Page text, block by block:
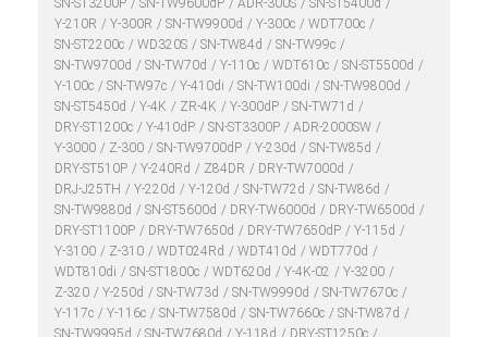
Y-210R
Y-300R SN-TW9900d Y-300c
WDT700c
SN-ST2200c
WD320S SN-TW84d
SN-TW99c
SN-TW9700d
SN-TW70d Y-110c WDT610c
SN-ST5500d
Y-100c
SN-TW97c Y-410di SN-TW100di
SN-TW9800d
SN-ST5450d
Y-4K ZR-4K Y-300dP
SN-TW71d
DRY-ST1200c
Y-410dP SN-ST3300P
ADR-2000SW
Y-3000
Z-300 SN-TW9700dP Y-230d
SN-TW85d
DRY-ST510P
Y-240Rd Z84DR
DRY-TW7000d
DRJ-J25TH
Y-220d Y-120d SN-TW72d
SN-TW86d
SN-TW9880d
SN-ST5600d DRY-TW6000d
DRY-TW6500d
DRY-ST1100P
DRY-TW7650d DRY-TW7650dP
Y-115d
Y-3100
Z-310 WDT024Rd WDT410d
WDT770d
WDT810di
SN-ST1800c WDT620d Y-4K-02
Y-3200
Z-320
Y-250d SN-TW73d SN-TW9990d
SN-TW7670c
Y-117c
Y-116c SN-TW7580d SN-TW7660c
SN-TW87d
SN-TW9995d
SN-TW7680d Y-118d
DRY-ST1250c